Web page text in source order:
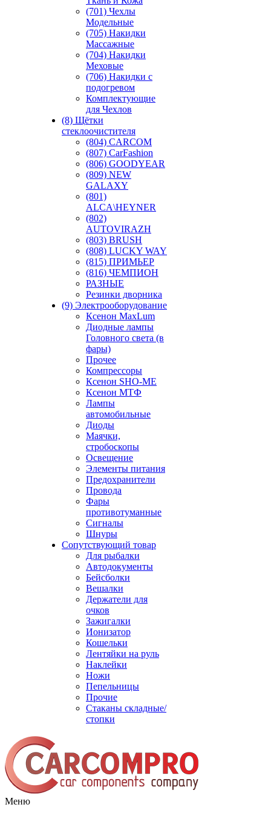
(701) Чехлы
Модельные
(705) Накидки
Массажные
(704) Накидки
Меховые
(706) Накидки с
подогревом
Комплектующие
для Чехлов
(8) Щётки
стеклоочистителя
(804) CARCOM
(807) CarFashion
(806) GOODYEAR
(809) NEW
GALAXY
(801)
ALCA\HEYNER
(802)
AUTOVIRAZH
(803) BRUSH
(808) LUCKY WAY
(815) ПРИМЬЕР
(816) ЧЕМПИОН
РАЗНЫЕ
Резинки дворника
(9) Электрооборудование
Ксенон MaxLum
Диодные лампы
Головного света (в
фары)
Прочее
Компрессоры
Ксенон SHO-ME
Ксенон МТФ
Лампы
автомобильные
Диоды
Маячки,
стробоскопы
Освещение
Элементы питания
Предохранители
Провода
Фары
противотуманные
Сигналы
Шнуры
Сопутствующий товар
Для рыбалки
Автодокументы
Бейсболки
Вешалки
Держатели для
очков
Зажигалки
Ионизатор
Кошельки
Лентяйки на руль
Наклейки
Ножи
Пепельницы
Прочие
Стаканы складные/
стопки
Меню